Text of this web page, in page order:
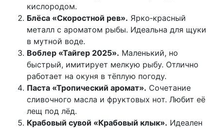
кислородом.
Блёса «Скоростной рев». Ярко‑красный
металл с ароматом рыбы. Идеальна для щуки
в мутной воде.
Воблер «Тайгер 2025». Маленький, но
быстрый, имитирует мелкую рыбу. Отлично
работает на окуня в тёплую погоду.
Паста «Тропический аромат». Сочетание
сливочного масла и фруктовых нот. Любит её
лещ под лёд.
Крабовый сувой «Крабовый клык». Идеален